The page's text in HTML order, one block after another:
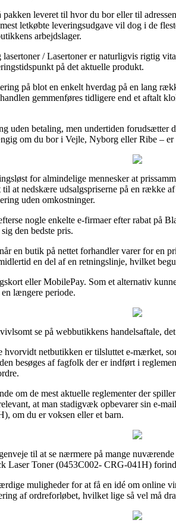
leveret til hvor du bor eller til
letkøbte leveringsudgave vil dog i de
arbejdslager.
/ Lasertoner er naturligvis rigtig
på det aktuelle produkt.
på blot en enkelt hverdag på en lang
gemmenføres tidligere end et aftalt
uden betaling, men undertiden forudsætter
om du bor i Vejle, Nyborg eller Ribe –
for almindelige mennesker at
at nedskære udsalgspriserne på en række
uden omkostninger.
nogle enkelte e-firmaer efter rabat på
den bedste pris.
en butik på nettet forhandler varer for en
en del af en retningslinje, hvilket
eller MobilePay. Som et alternativ
længere periode.
se på webbutikkens handelsaftale,
hvorvidt netbutikken er tilsluttet e-mærket,
besøges af fagfolk der er indført i
om de mest aktuelle reglementer der
at man stadigvæk opbevarer sin e-
om du er voksen eller et barn.
til at se nærmere på mange
Laser Toner (0453C002- CRG-041H)
muligheder for at få en idé om online
af ordreforløbet, hvilket lige så vel må